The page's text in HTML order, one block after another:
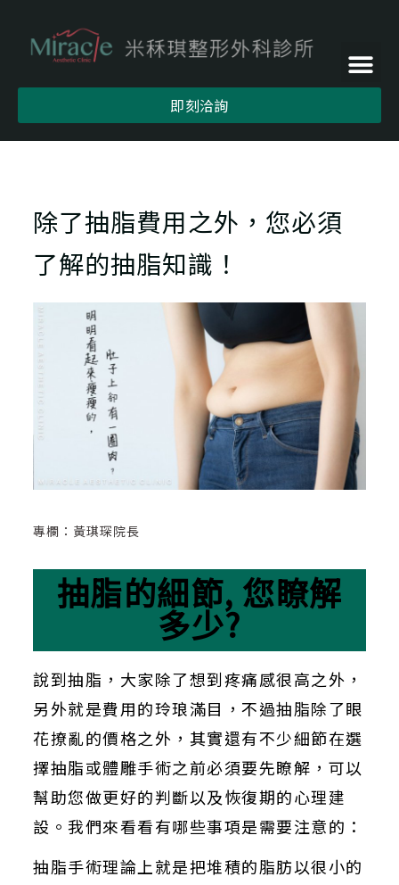
即刻洽詢
除了抽脂費用之外，您必須
了解的抽脂知識！
專欄：黃琪琛院長
抽脂的細節, 您瞭解
多少?
說到抽脂，大家除了想到疼痛感很高之外，
另外就是費用的玲琅滿目，不過抽脂除了眼
花撩亂的價格之外，其實還有不少細節在選
擇抽脂或體雕手術之前必須要先瞭解，可以
幫助您做更好的判斷以及恢復期的心理建
設。我們來看看有哪些事項是需要注意的：
抽脂手術理論上就是把堆積的脂肪以很小的